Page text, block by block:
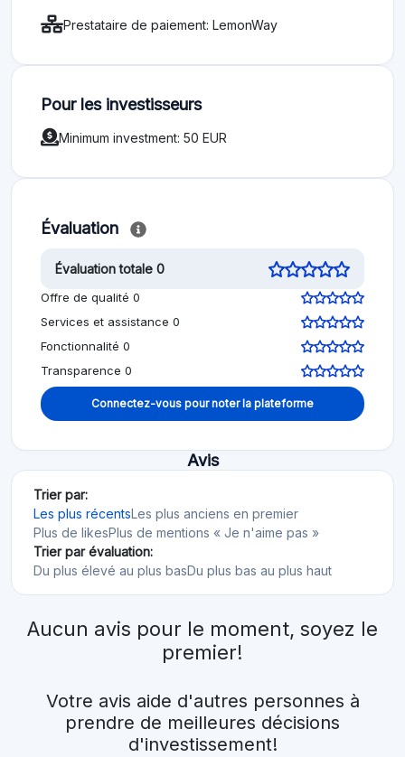
Prestataire de paiement: LemonWay
Pour les investisseurs
Minimum investment: 50 EUR
Évaluation
Évaluation totale 0
Offre de qualité 0
Services et assistance 0
Fonctionnalité 0
Transparence 0
Connectez-vous pour noter la plateforme
Avis
Trier par:
Les plus récentsLes plus anciens en premier
Plus de likesPlus de mentions « Je n'aime pas »
Trier par évaluation:
Du plus élevé au plus basDu plus bas au plus haut
Aucun avis pour le moment, soyez le
premier!
Votre avis aide d'autres personnes à
prendre de meilleures décisions
d'investissement!